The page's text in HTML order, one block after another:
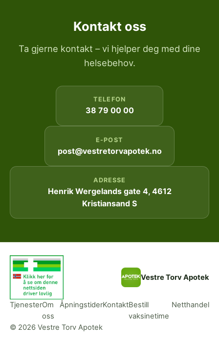
Kontakt oss
Ta gjerne kontakt – vi hjelper deg med dine
helsebehov.
TELEFON
38 79 00 00
E-POST
post@vestretorvapotek.no
ADRESSE
Henrik Wergelands gate 4, 4612
Kristiansand S
Vestre Torv Apotek
TjenesterOm
oss
ÅpningstiderKontaktBestill
vaksinetime
Netthandel
© 2026 Vestre Torv Apotek